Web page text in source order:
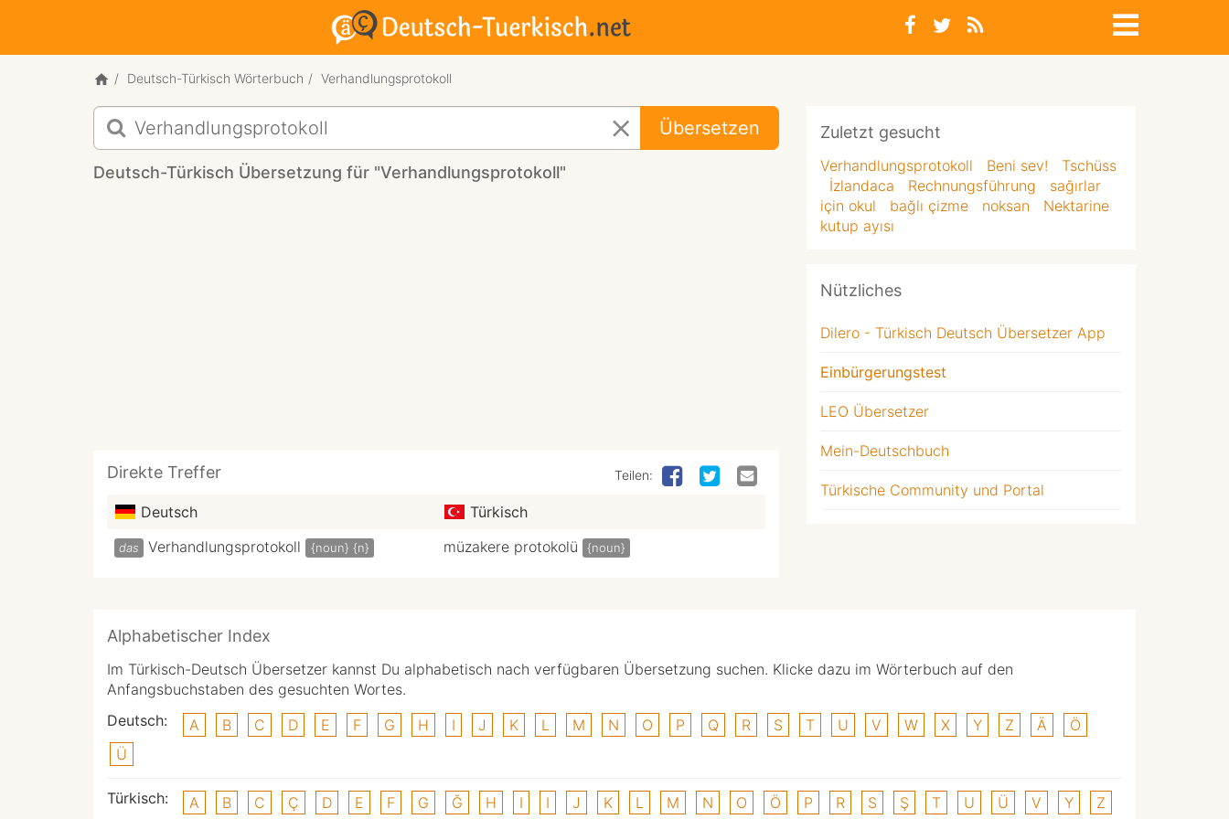
Deutsch-Türkisch Wörterbuch Verhandlungsprotokoll
Deutsch-
Türkisch
Übersetzung
für
Übersetzen
Deutsch-Türkisch Übersetzung für "Verhandlungsprotokoll"
Direkte Treffer Teilen:
Deutsch Türkisch
das Verhandlungsprotokoll {noun} {n} müzakere protokolü {noun}
Zuletzt gesucht
Verhandlungsprotokoll Beni sev!
Tschüss
İzlandaca
Rechnungsführung
sağırlar
için okul
bağlı çizme noksan
Nektarine
kutup ayısı
Nützliches
Dilero - Türkisch Deutsch Übersetzer App
Einbürgerungstest
LEO Übersetzer
Mein-Deutschbuch
Türkische Community und Portal
Alphabetischer Index
Im Türkisch-Deutsch Übersetzer kannst Du alphabetisch nach verfügbaren Übersetzung suchen. Klicke dazu im Wörterbuch auf den
Anfangsbuchstaben des gesuchten Wortes.
Deutsch:
A B C D E F G H I J K L M N O P Q R S T U V W X Y Z Ä
Ö
Ü
Türkisch: A B C Ç D E F G Ğ H I I J K L M N O Ö P R S Ş T U Ü V Y Z